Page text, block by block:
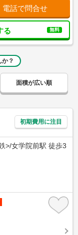
電話で問合せ
る 無料
？
面積が広い順
初期費用に注目
>/女学院前駅 徒歩3